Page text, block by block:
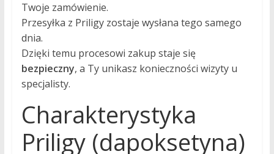
Twoje zamówienie.
Przesyłka z Priligy zostaje wysłana tego samego
dnia.
Dzięki temu procesowi zakup staje się
bezpieczny, a Ty unikasz konieczności wizyty u
specjalisty.
Charakterystyka
Priligy (dapoksetyna)